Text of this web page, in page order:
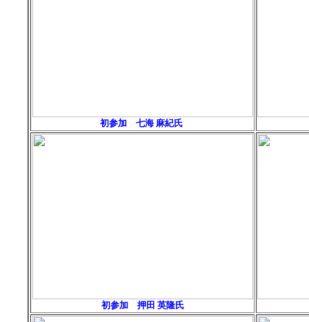
初参加 七海 麻紀氏
初参加 押田 英隆氏